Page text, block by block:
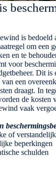
is bedoeld
om een
en te
voor
Dit is
van een
draagt. In
de kosten
vaak
of
beperkingen
schulden